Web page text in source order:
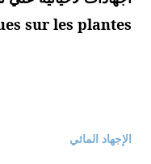
sur les plantes
الإجهاد المائي